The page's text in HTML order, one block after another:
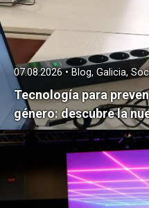
Tecnología para
género: descubre la
07.08.2026 • Blog, Galicia,